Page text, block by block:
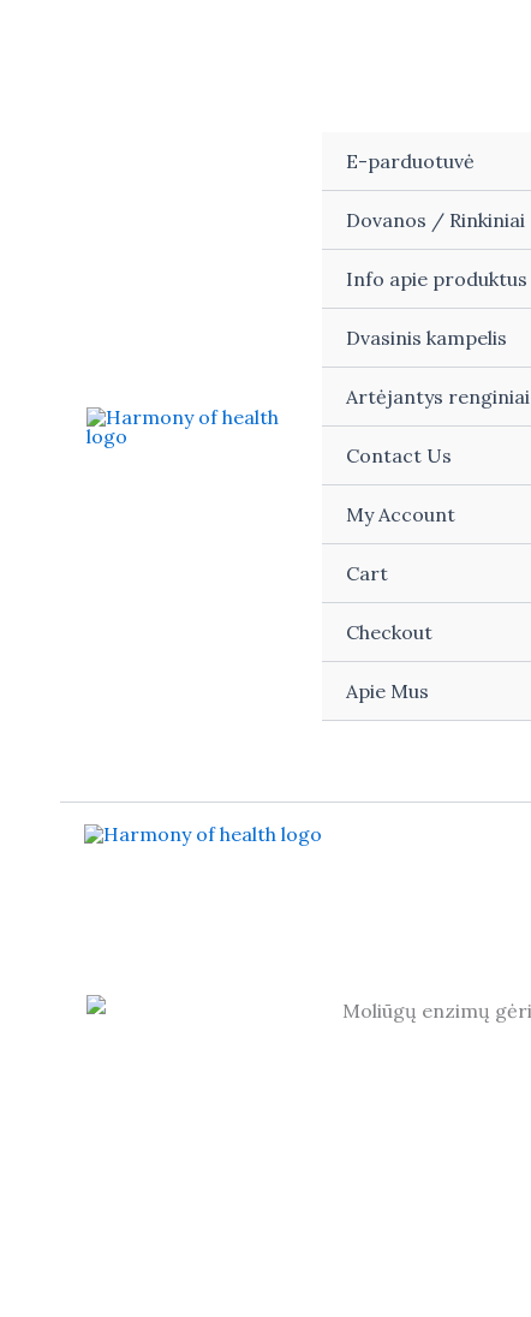
E-parduotuvė
Dovanos / Rinkiniai
Info apie produktus
Dvasinis kampelis
Artėjantys renginiai
Contact Us
My Account
Cart
Checkout
Apie Mus